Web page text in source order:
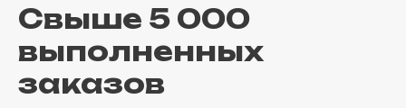
Свыше 5 000
выполненных
заказов